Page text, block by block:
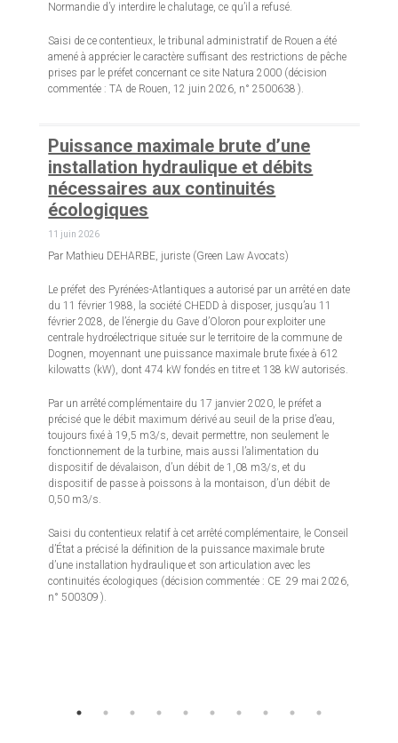
Normandie d’y interdire le chalutage, ce qu’il a refusé.
Saisi de ce contentieux, le tribunal administratif de Rouen a été
amené à apprécier le caractère suffisant des restrictions de pêche
prises par le préfet concernant ce site Natura 2000 (décision
commentée : TA de Rouen, 12 juin 2026, n° 2500638 ).
Puissance maximale brute d’une
installation hydraulique et débits
nécessaires aux continuités
écologiques
11 juin 2026
Par Mathieu DEHARBE, juriste (Green Law Avocats)
Le préfet des Pyrénées-Atlantiques a autorisé par un arrêté en date
du 11 février 1988, la société CHEDD à disposer, jusqu’au 11
février 2028, de l’énergie du Gave d’Oloron pour exploiter une
centrale hydroélectrique située sur le territoire de la commune de
Dognen, moyennant une puissance maximale brute fixée à 612
kilowatts (kW), dont 474 kW fondés en titre et 138 kW autorisés.
Par un arrêté complémentaire du 17 janvier 2020, le préfet a
précisé que le débit maximum dérivé au seuil de la prise d’eau,
toujours fixé à 19,5 m3/s, devait permettre, non seulement le
fonctionnement de la turbine, mais aussi l’alimentation du
dispositif de dévalaison, d’un débit de 1,08 m3/s, et du
dispositif de passe à poissons à la montaison, d’un débit de
0,50 m3/s.
Saisi du contentieux relatif à cet arrêté complémentaire, le Conseil
d’État a précisé la définition de la puissance maximale brute
d’une installation hydraulique et son articulation avec les
continuités écologiques (décision commentée : CE 29 mai 2026,
n° 500309 ).